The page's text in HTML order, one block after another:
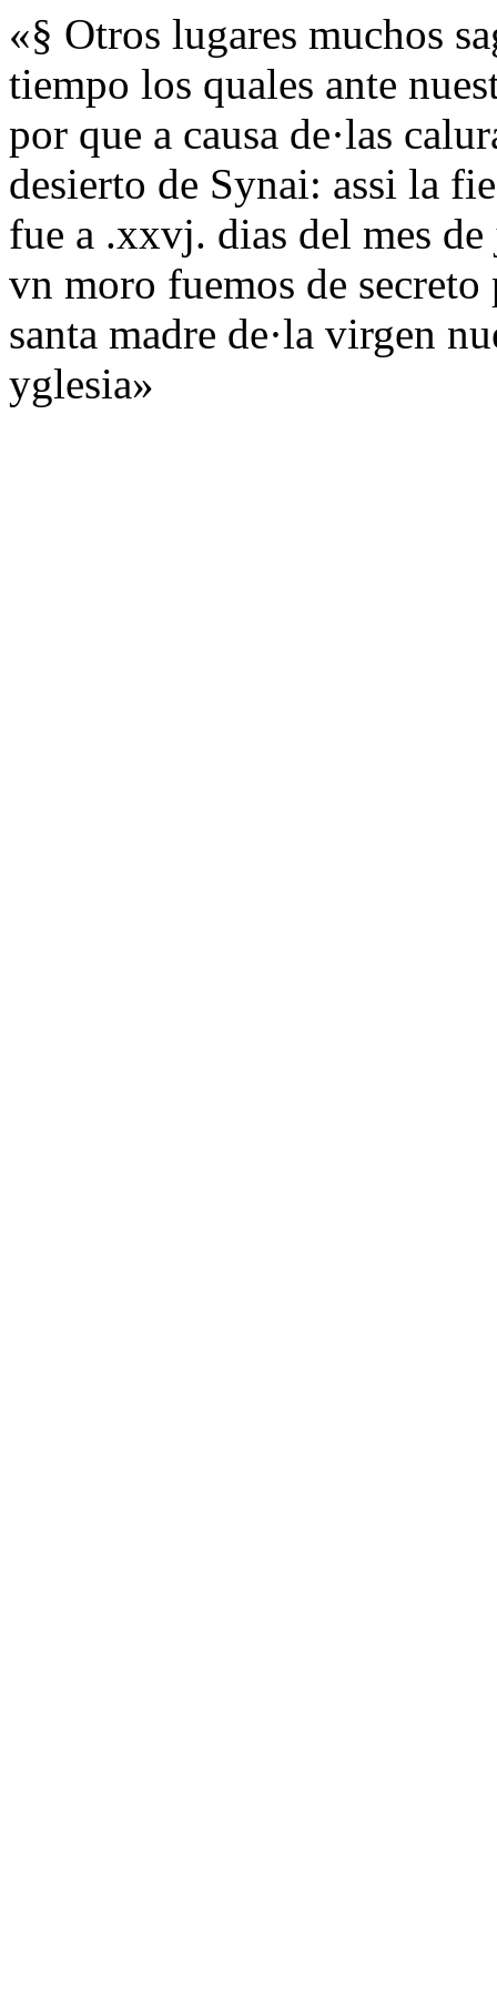
«§ Otros lugares muchos
tiempo los quales ante
por que a causa de·las
desierto de Synai: assi la
fue a .xxvj. dias del mes
vn moro fuemos de secreto
santa madre de·la virgen
yglesia»